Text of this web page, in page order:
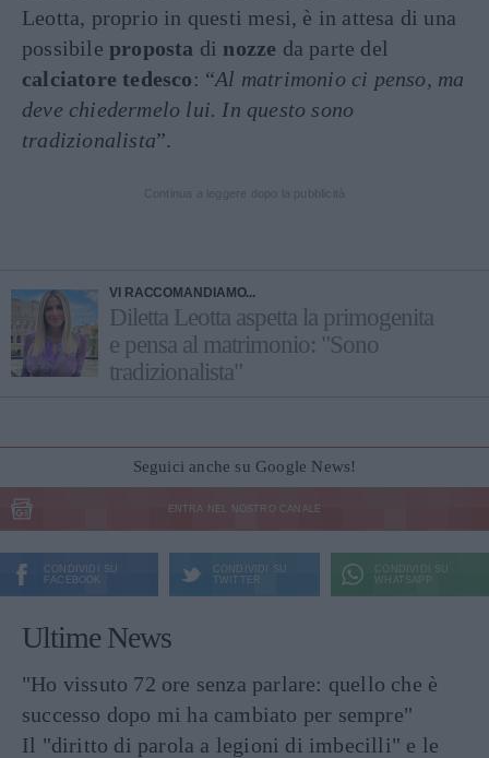
Leotta, proprio in questi mesi, è in attesa di una
possibile proposta di nozze da parte del
calciatore tedesco: “Al matrimonio ci penso, ma
deve chiedermelo lui. In questo sono
tradizionalista”.
VI RACCOMANDIAMO...
Diletta Leotta aspetta la primogenita
e pensa al matrimonio: "Sono
tradizionalista"
Seguici anche su Google News!
ENTRA NEL NOSTRO CANALE
CONDIVIDI SU
FACEBOOK
CONDIVIDI SU
TWITTER
CONDIVIDI SU
WHATSAPP
Ultime News
"Ho vissuto 72 ore senza parlare: quello che è
successo dopo mi ha cambiato per sempre"
Il "diritto di parola a legioni di imbecilli" e le